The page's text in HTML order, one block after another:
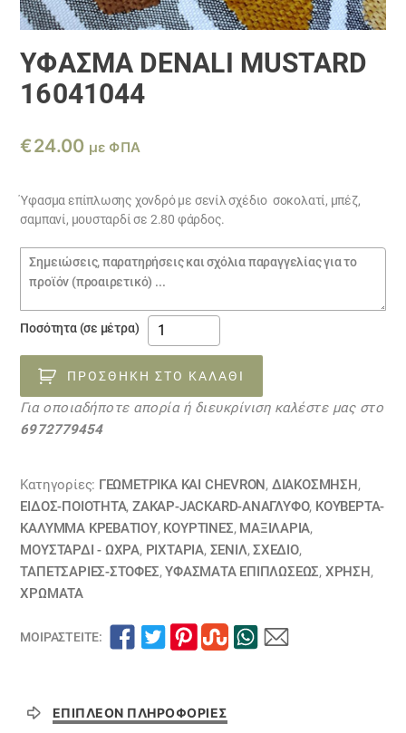
ΎΦΑΣΜΑ DENALI MUSTARD
16041044
€24.00 με ΦΠΑ
Ύφασμα επίπλωσης χονδρό με σενίλ σχέδιο σοκολατί, μπέζ,
σαμπανί, μουσταρδί σε 2.80 φάρδος.
Σημειώσεις
παραγγελίας
Ποσότητα (σε μέτρα)
ύφασμα
DENALI
MUSTARD
16041044
ποσότητα
ΠΡΟΣΘΉΚΗ ΣΤΟ ΚΑΛΆΘΙ
Για οποιαδήποτε απορία ή διευκρίνιση καλέστε μας στο
6972779454
Κατηγορίες: ΓΕΩΜΕΤΡΙΚΆ ΚΑΙ CHEVRON , ΔΙΑΚΟΣΜΗΣΗ ,
ΕΙΔΟΣ-ΠΟΙΟΤΗΤΑ,ΖΑΚΆΡ-JACKARD-ΑΝΆΓΛΥΦΟ, ΚΟΥΒΈΡΤΑ-
ΚΆΛΥΜΜΑ ΚΡΕΒΑΤΙΟΎ, ΚΟΥΡΤΊΝΕΣ, ΜΑΞΙΛΆΡΙΑ,
ΜΟΥΣΤΑΡΔΙ - ΩΧΡΑ, ΡΙΧΤΆΡΙΑ, ΣΕΝΊΛ,ΣΧΕΔΙΟ,
ΤΑΠΕΤΣΑΡΙΕΣ-ΣΤΟΦΕΣ,ΥΦΆΣΜΑΤΑ ΕΠΙΠΛΏΣΕΩΣ, ΧΡΗΣΗ ,
ΧΡΏΜΑΤΑ
ΜΟΙΡΑΣΤΕΊΤΕ:
ΕΠΙΠΛΈΟΝ ΠΛΗΡΟΦΟΡΊΕΣ